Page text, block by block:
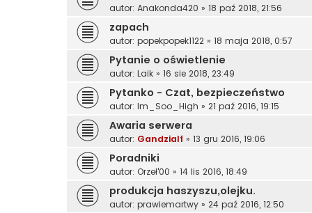
autor: Anakonda420 » 18 paź 2018, 21:56
zapach
autor: popekpopek1122 » 18 maja 2018, 0:57
Pytanie o oświetlenie
autor: Laik » 16 sie 2018, 23:49
Pytanko - Czat, bezpieczeństwo
autor: Im_Soo_High » 21 paź 2016, 19:15
Awaria serwera
autor: Gandzialf » 13 gru 2016, 19:06
Poradniki
autor: Orzeł'00 » 14 lis 2016, 18:49
produkcja haszyszu,olejku.
autor: prawiemartwy » 24 paź 2016, 12:50